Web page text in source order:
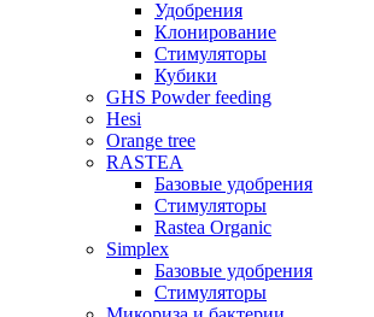
Удобрения
Клонирование
Стимуляторы
Кубики
GHS Powder feeding
Hesi
Orange tree
RASTEA
Базовые удобрения
Стимуляторы
Rastea Organic
Simplex
Базовые удобрения
Стимуляторы